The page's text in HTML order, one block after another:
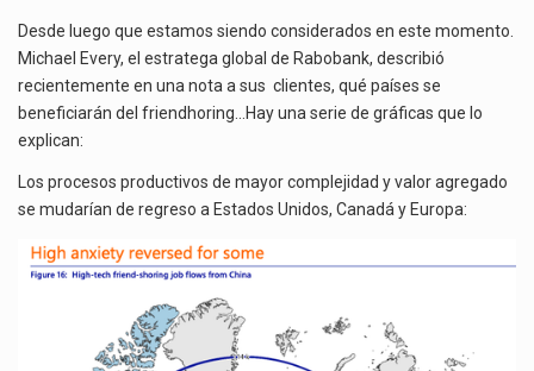
Desde luego que estamos siendo considerados en este momento.
Michael Every, el estratega global de Rabobank, describió
recientemente en una nota a sus clientes, qué países se
beneficiarán del friendhoring…Hay una serie de gráficas que lo
explican:
Los procesos productivos de mayor complejidad y valor agregado
se mudarían de regreso a Estados Unidos, Canadá y Europa: